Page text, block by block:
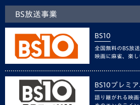
BS放送事業
BS10
全国無料のBS放
映画に麻雀、楽し
BS10プレミア
語り継がれる映